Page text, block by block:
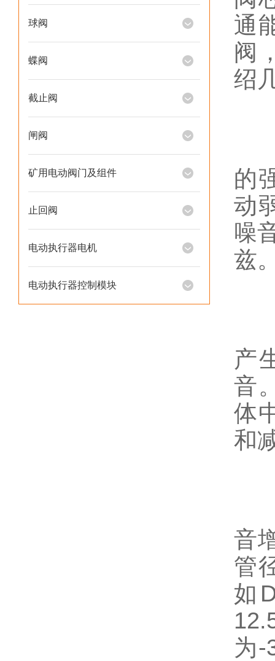
球阀
蝶阀
截止阀
闸阀
矿用电动阀门及组件
止回阀
电动执行器电机
电动执行器控制模块
通
阀
绍
的
动
噪
兹
产
音
体
和
音
管
如
为-